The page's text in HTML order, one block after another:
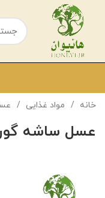
خانه مواد غذایی
عسل ساشه گون